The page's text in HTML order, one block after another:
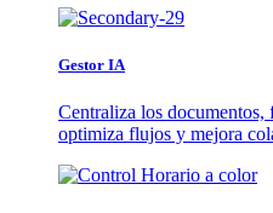
Gestor IA
Centraliza los documentos,
optimiza flujos y mejora